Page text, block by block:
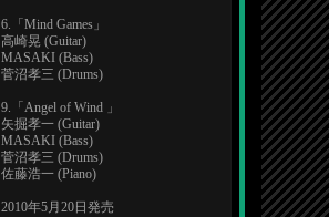
6.「Mind Games」
高崎晃 (Guitar)
MASAKI (Bass)
菅沼孝三 (Drums)
9.「Angel of Wind 」
矢掘孝一 (Guitar)
MASAKI (Bass)
菅沼孝三 (Drums)
佐藤浩一 (Piano)
2010年5月20日発売